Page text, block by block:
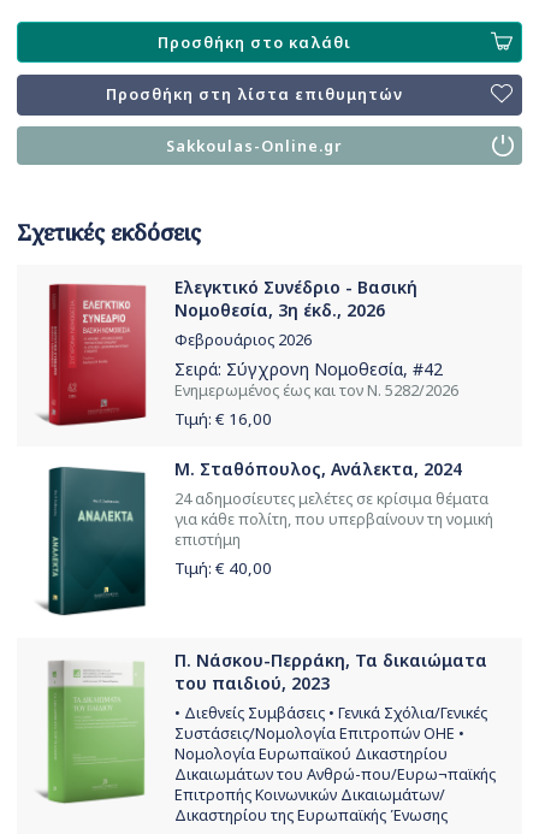
Προσθήκη στο καλάθι
Προσθήκη στη λίστα επιθυμητών
Sakkoulas-Online.gr
Σχετικές εκδόσεις
Ελεγκτικό Συνέδριο - Βασική
Νομοθεσία, 3η έκδ., 2026
Φεβρουάριος 2026
Σειρά: Σύγχρονη Νομοθεσία, #42
Ενημερωμένος έως και τον Ν. 5282/2026
Τιμή: € 16,00
Μ. Σταθόπουλος, Ανάλεκτα, 2024
24 αδημοσίευτες μελέτες σε κρίσιμα θέματα
για κάθε πολίτη, που υπερβαίνουν τη νομική
επιστήμη
Τιμή: € 40,00
Π. Νάσκου-Περράκη, Τα δικαιώματα
του παιδιού, 2023
• Διεθνείς Συμβάσεις • Γενικά Σχόλια/Γενικές
Συστάσεις/Νομολογία Επιτροπών ΟΗΕ •
Νομολογία Ευρωπαϊκού Δικαστηρίου
Δικαιωμάτων του Ανθρώ-που/Ευρω¬παϊκής
Επιτροπής Κοινωνικών Δικαιωμάτων/
Δικαστηρίου της Ευρωπαϊκής Ένωσης